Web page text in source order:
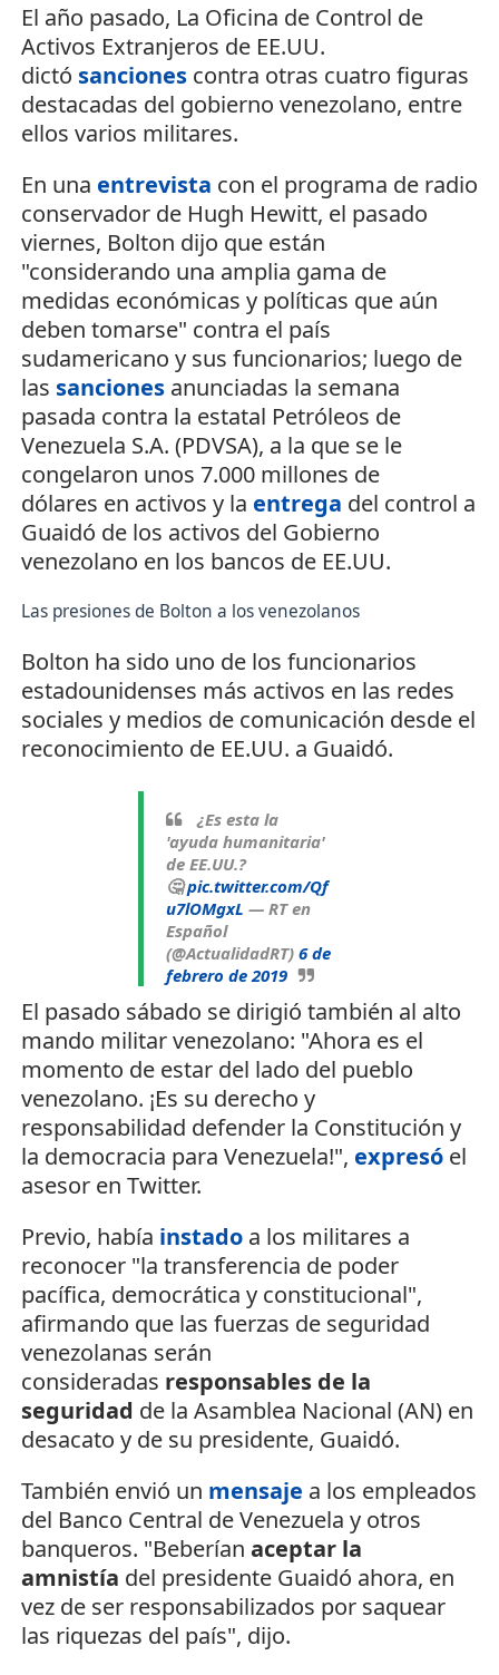
El año pasado, La Oficina de Control de
Activos Extranjeros de EE.UU.
dictó sancionescontra otras cuatro figuras
destacadas del gobierno venezolano, entre
ellos varios militares.
En una entrevista con el programa de radio
conservador de Hugh Hewitt, el pasado
viernes, Bolton dijo que están
"considerando una amplia gama de
medidas económicas y políticas que aún
deben tomarse" contra el país
sudamericano y sus funcionarios; luego de
las sancionesanunciadas la semana
pasada contra la estatal Petróleos de
Venezuela S.A. (PDVSA), a la que se le
congelaron unos 7.000 millones de
dólares en activos y la entrega del control a
Guaidó de los activos del Gobierno
venezolano en los bancos de EE.UU.
Las presiones de Bolton a los venezolanos
Bolton ha sido uno de los funcionarios
estadounidenses más activos en las redes
sociales y medios de comunicación desde el
reconocimiento de EE.UU. a Guaidó.
¿Es esta la
'ayuda humanitaria'
de EE.UU.?
🤔pic.twitter.com/Qf
u7lOMgxL — RT en
Español
(@ActualidadRT) 6 de
febrero de 2019
El pasado sábado se dirigió también al alto
mando militar venezolano: "Ahora es el
momento de estar del lado del pueblo
venezolano. ¡Es su derecho y
responsabilidad defender la Constitución y
la democracia para Venezuela!", expresóel
asesor en Twitter.
Previo, había instadoa los militares a
reconocer "la transferencia de poder
pacífica, democrática y constitucional",
afirmando que las fuerzas de seguridad
venezolanas serán
consideradas responsables de la
seguridad de la Asamblea Nacional (AN) en
desacato y de su presidente, Guaidó.
También envió un mensaje a los empleados
del Banco Central de Venezuela y otros
banqueros. "Beberían aceptar la
amnistía del presidente Guaidó ahora, en
vez de ser responsabilizados por saquear
las riquezas del país", dijo.